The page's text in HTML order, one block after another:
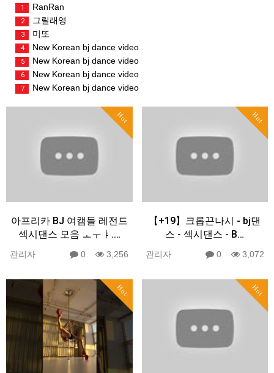
1 RanRan
2 그릴래영
3 미또
4 New Korean bj dance video
5 New Korean bj dance video
6 New Korean bj dance video
7 New Korean bj dance video
Hot
아프리카 BJ 여캠들 레전드
섹시댄스 모음 ㅗㅜㅑ.…
관리자 0 3,256
Hot
【+19】크롭끈나시 - bj댄
스 - 섹시댄스 - B…
관리자 0 3,072
Hot Hot